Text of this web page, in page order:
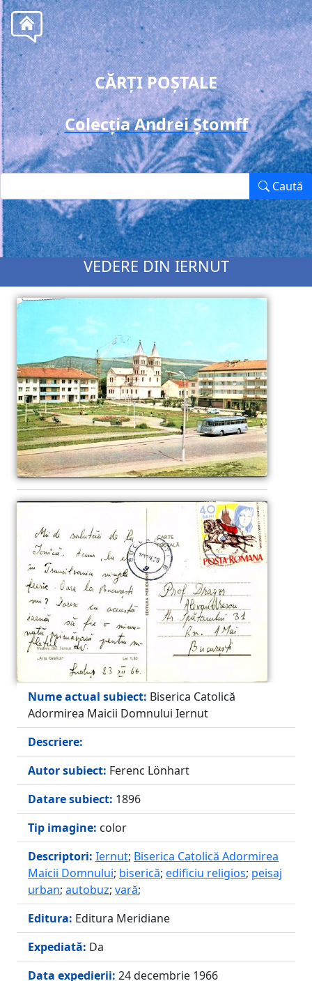
CĂRȚI POȘTALE
Colecția Andrei Ștomff
Caută
VEDERE DIN IERNUT
Nume actual subiect: Biserica Catolică
Adormirea Maicii Domnului Iernut
Descriere:
Autor subiect: Ferenc Lönhart
Datare subiect: 1896
Tip imagine: color
Descriptori: Iernut; Biserica Catolică Adormirea
Maicii Domnului; biserică; edificiu religios; peisaj
urban; autobuz; vară;
Editura: Editura Meridiane
Expediată: Da
Data expedierii: 24 decembrie 1966